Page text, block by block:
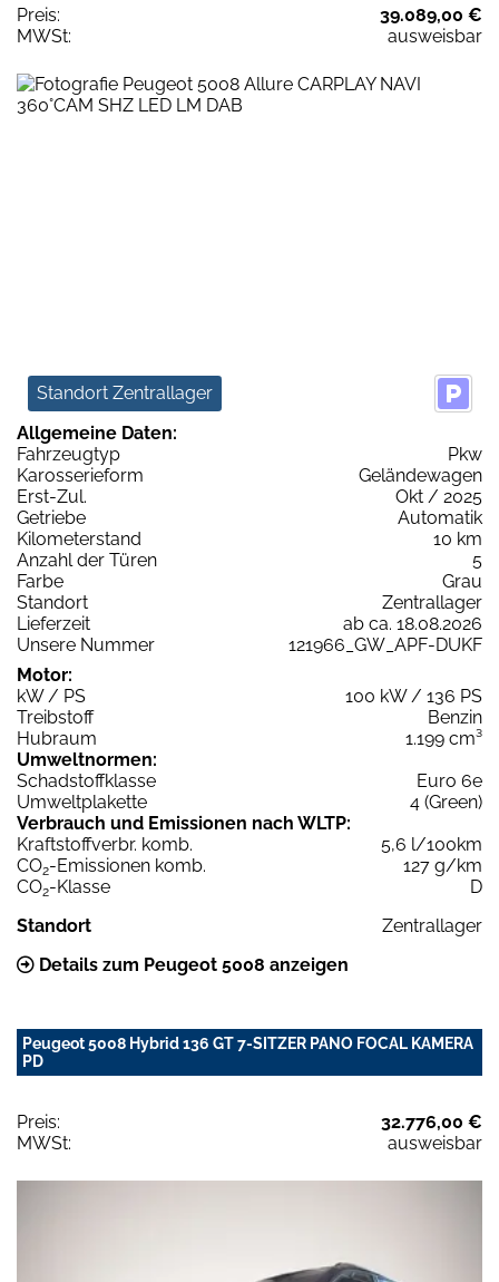
Preis:
39.089,00 €
MWSt:
ausweisbar
Standort Zentrallager
Allgemeine Daten:
Fahrzeugtyp
Pkw
Karosserieform
Geländewagen
Erst-Zul.
Okt / 2025
Getriebe
Automatik
Kilometerstand
10 km
Anzahl der Türen
5
Farbe
Grau
Standort
Zentrallager
Lieferzeit
ab ca. 18.08.2026
Unsere Nummer
121966_GW_APF-DUKF
Motor:
kW / PS
100 kW / 136 PS
Treibstoff
Benzin
Hubraum
1.199 cm³
Umweltnormen:
Schadstoffklasse
Euro 6e
Umweltplakette
4 (Green)
Verbrauch und Emissionen nach WLTP:
Kraftstoffverbr. komb.
5,6 l/100km
CO2-Emissionen komb.
127 g/km
CO2-Klasse
D
Standort
Zentrallager
Details zum Peugeot 5008 anzeigen
Peugeot 5008 Hybrid 136 GT 7-SITZER PANO FOCAL KAMERA
PD
Preis:
32.776,00 €
MWSt:
ausweisbar